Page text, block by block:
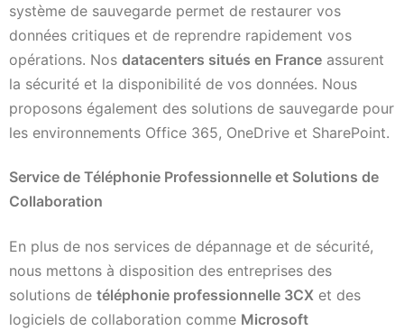
système de sauvegarde permet de restaurer vos
données critiques et de reprendre rapidement vos
opérations. Nos datacenters situés en France assurent
la sécurité et la disponibilité de vos données. Nous
proposons également des solutions de sauvegarde pour
les environnements Office 365, OneDrive et SharePoint.
Service de Téléphonie Professionnelle et Solutions de
Collaboration
En plus de nos services de dépannage et de sécurité,
nous mettons à disposition des entreprises des
solutions de téléphonie professionnelle 3CX et des
logiciels de collaboration comme Microsoft